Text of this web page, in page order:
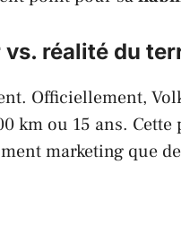
réalité du
Officiellement,
km ou 15 ans.
marketing que